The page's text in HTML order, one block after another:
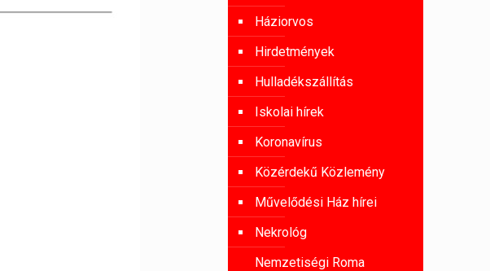
Háziorvos
Hirdetmények
Hulladékszállítás
Iskolai hírek
Koronavírus
Közérdekű Közlemény
Művelődési Ház hírei
Nekrológ
Nemzetiségi Roma